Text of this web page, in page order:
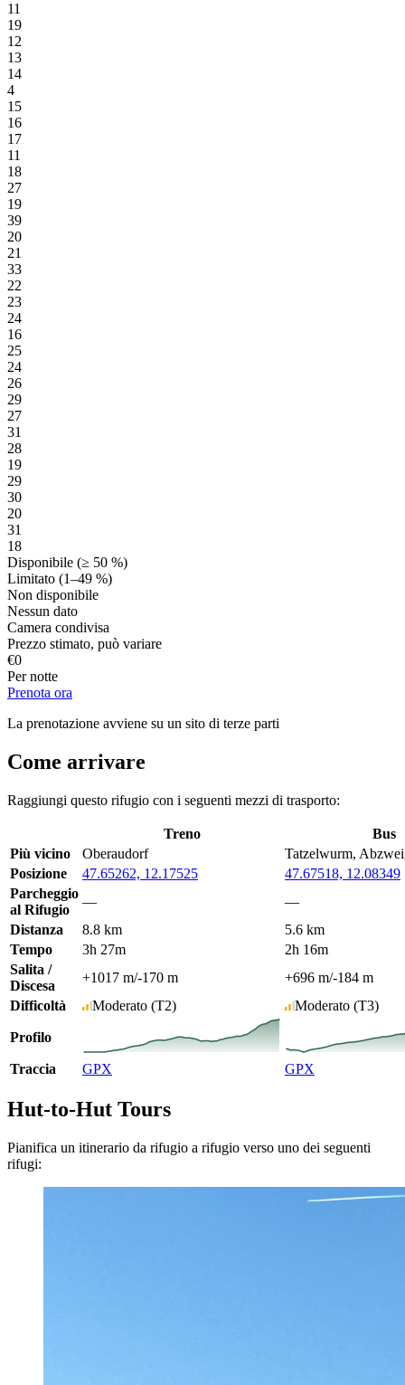
11
19
12
13
14
4
15
16
17
11
18
27
19
39
20
21
33
22
23
24
16
25
24
26
29
27
31
28
19
29
30
20
31
18
Disponibile (≥ 50 %)
Limitato (1–49 %)
Non disponibile
Nessun dato
Camera condivisa
Prezzo stimato, può variare
€0
Per notte
Prenota ora
La prenotazione avviene su un sito di terze parti
Come arrivare
Raggiungi questo rifugio con i seguenti mezzi di trasporto:
Treno
Bus
Più vicino
Oberaudorf
Tatzelwurm,
Posizione
47.65262, 12.17525
47.67518, 12.08349
Parcheggio
al Rifugio
—
—
Distanza
8.8 km
5.6 km
Tempo
3h 27m
2h 16m
Salita /
Discesa
+1017 m/-170 m +696 m/-184 m
Difficoltà
Moderato (T2) Moderato (T3)
Profilo
Traccia GPX GPX
Hut-to-Hut Tours
Pianifica un itinerario da rifugio a rifugio verso uno dei seguenti
rifugi: